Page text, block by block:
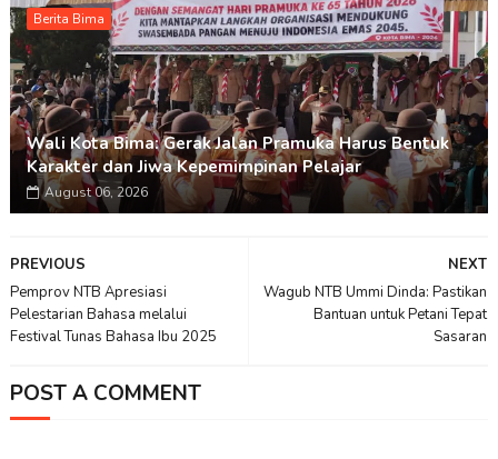
Berita Bima
Wali Kota Bima: Gerak Jalan Pramuka Harus Bentuk
Karakter dan Jiwa Kepemimpinan Pelajar
August 06, 2026
NEXT
Wagub NTB Ummi Dinda: Pastikan
Bantuan untuk Petani Tepat
Sasaran
PREVIOUS
Pemprov NTB Apresiasi
Pelestarian Bahasa melalui
Festival Tunas Bahasa Ibu 2025
POST A COMMENT